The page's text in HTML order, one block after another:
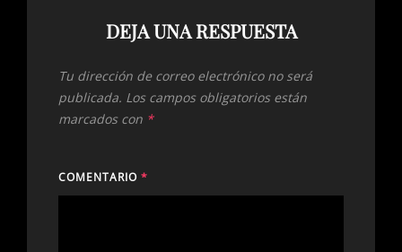
DEJA UNA RESPUESTA
Tu dirección de correo electrónico no será
publicada. Los campos obligatorios están
marcados con *
COMENTARIO *